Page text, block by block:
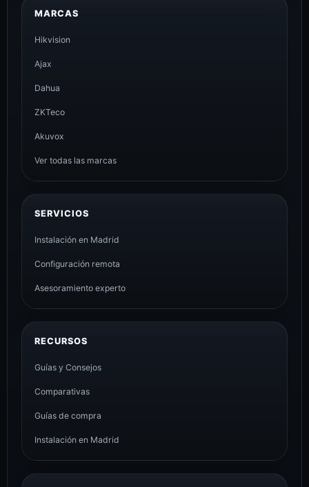
MARCAS
Hikvision
Ajax
Dahua
ZKTeco
Akuvox
Ver todas las marcas
SERVICIOS
Instalación en Madrid
Configuración remota
Asesoramiento experto
RECURSOS
Guías y Consejos
Comparativas
Guías de compra
Instalación en Madrid